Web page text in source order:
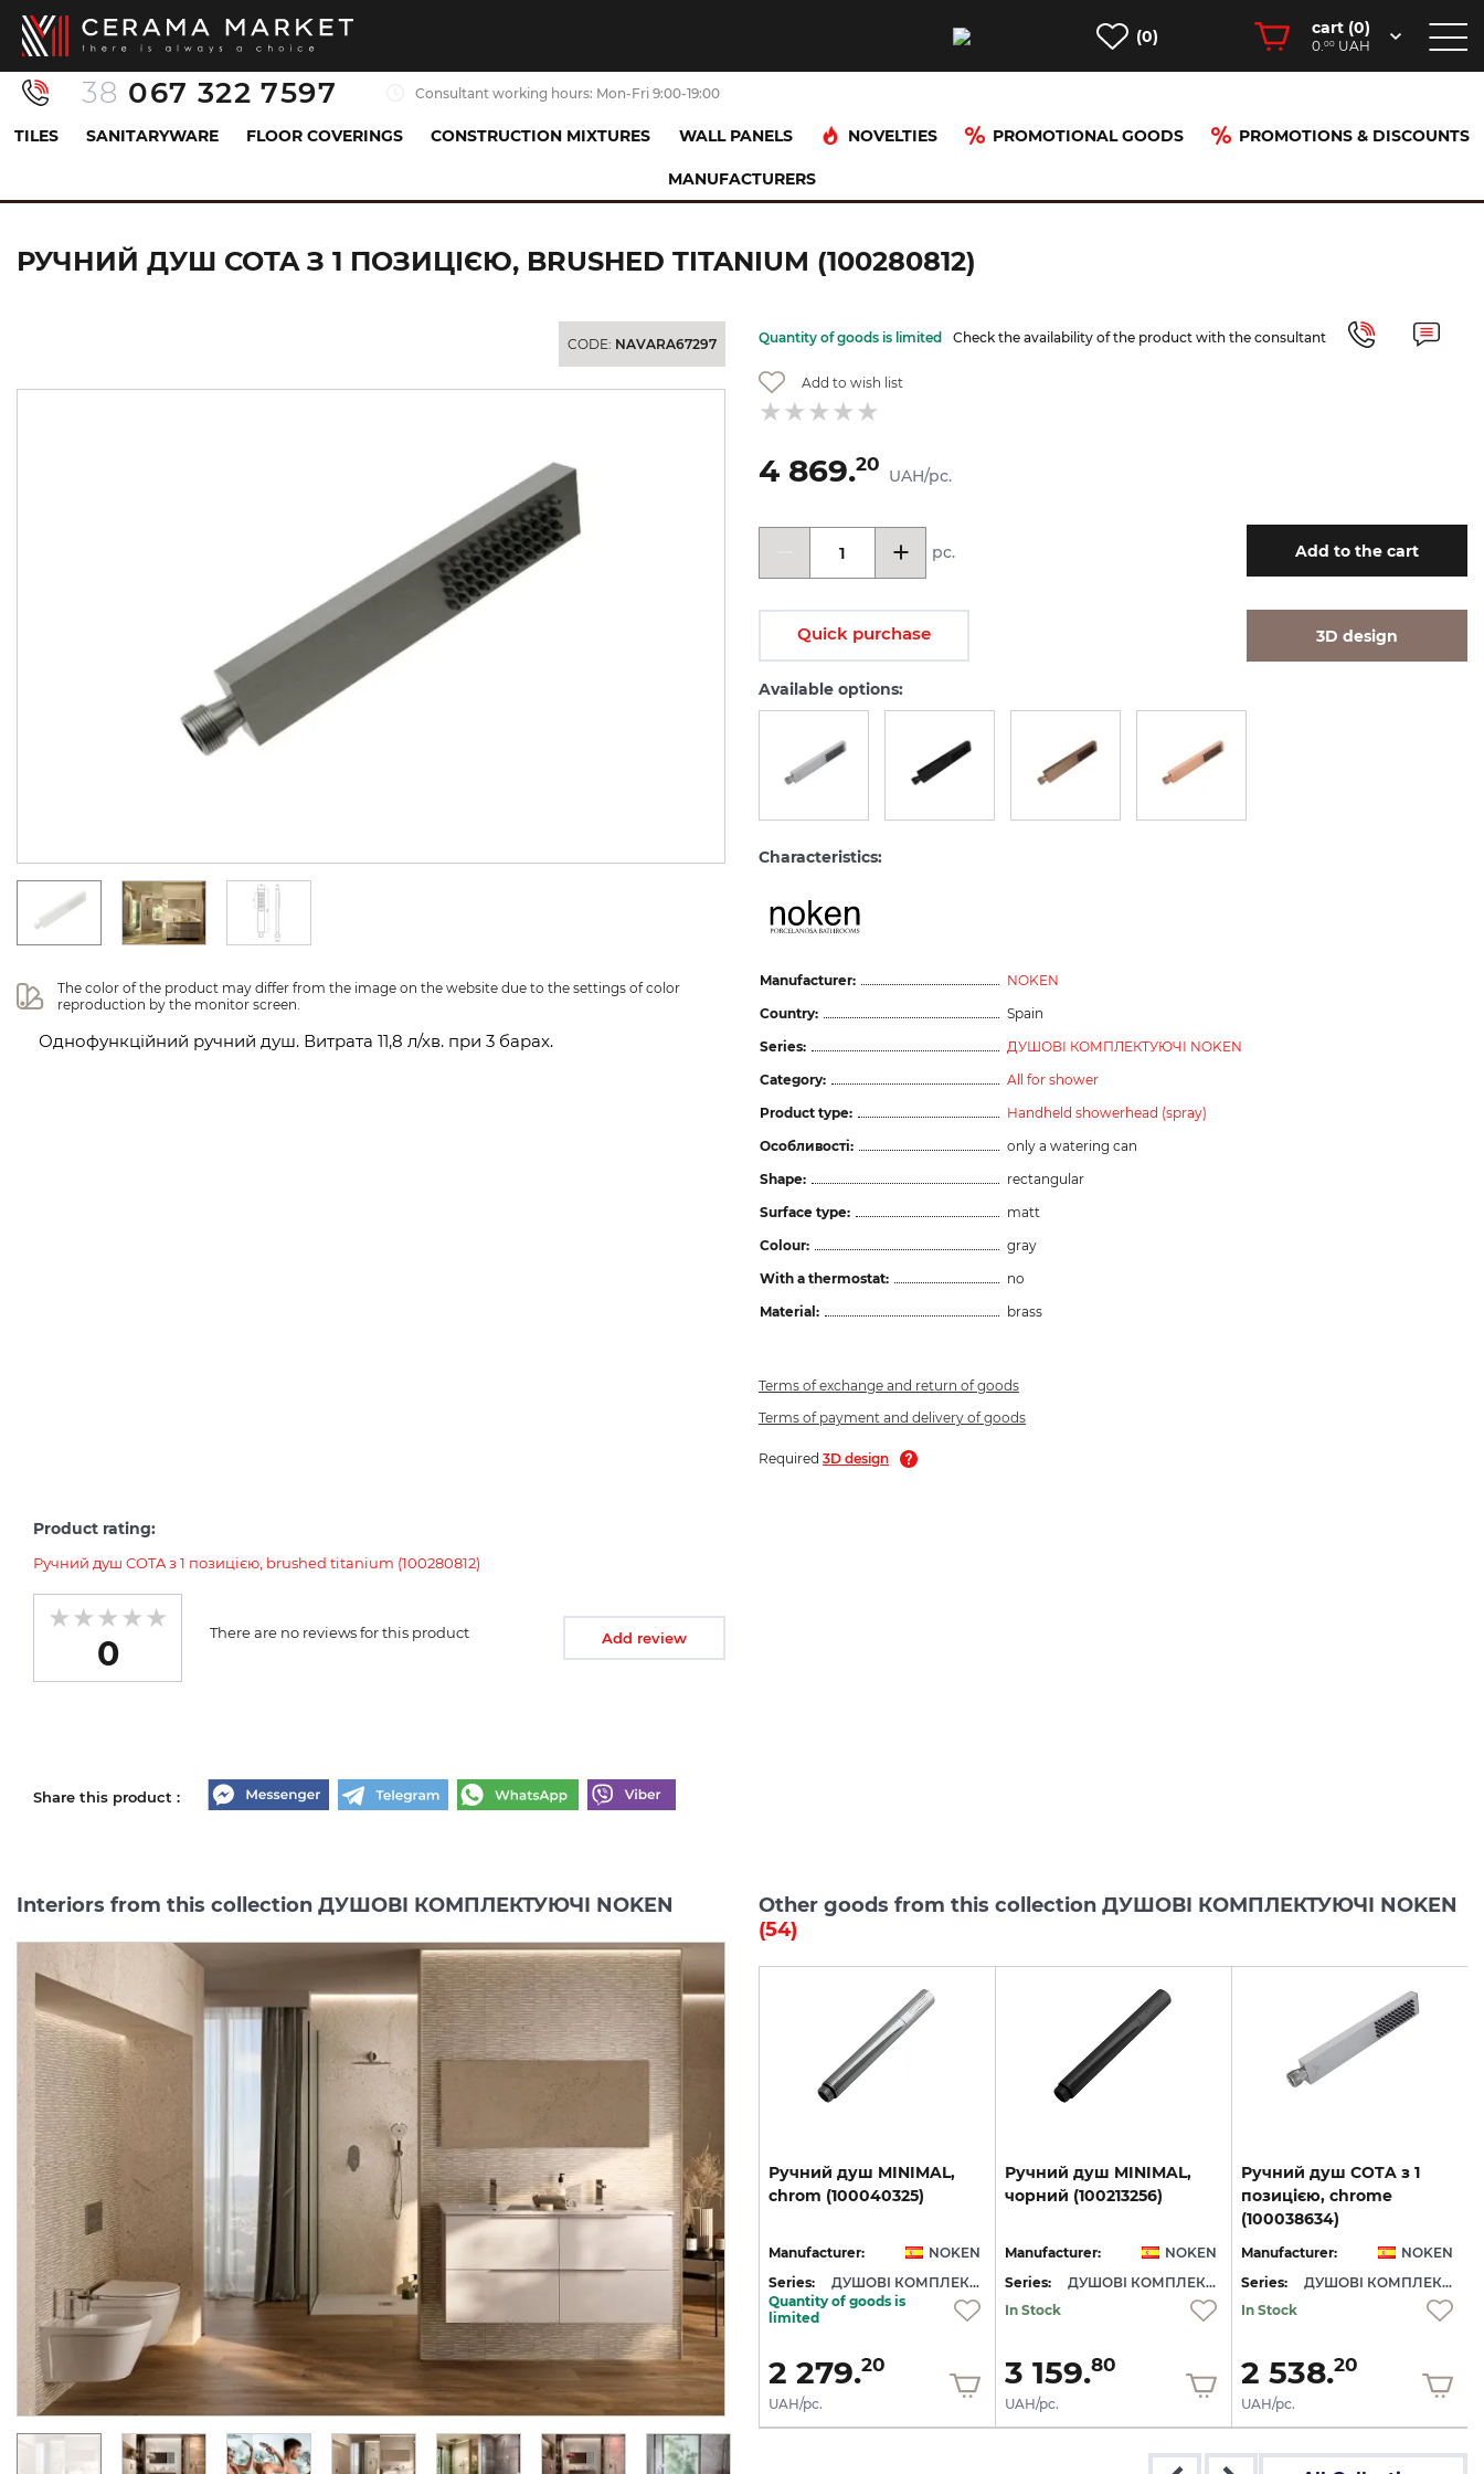
(0) cart (0)
0.00 UAH
38 067 322 7597 Consultant working hours: Mon-Fri 9:00-19:00
TILES SANITARYWARE FLOOR COVERINGS CONSTRUCTION MIXTURES WALL PANELS NOVELTIES PROMOTIONAL GOODS PROMOTIONS & DISCOUNTS
MANUFACTURERS
Ручний душ COTA з 1 позицією, brushed titanium (100280812)
РУЧНИЙ ДУШ COTA З 1 ПОЗИЦІЄЮ, BRUSHED TITANIUM (100280812)
CODE: NAVARA67297
The color of the product may differ from the image on the website due to the settings of color
reproduction by the monitor screen.
Однофункційний ручний душ. Витрата 11,8 л/хв. при 3 барах.
Quantity of goods is limited Check the availability of the product with the consultant
Add to wish list
4 869.20
UAH/pc.
pc. Add to the cart
Quick purchase 3D design
Available options:
Characteristics:
Manufacturer:
NOKEN
Country:
Spain
Series:
ДУШОВІ КОМПЛЕКТУЮЧІ NOKEN
Category:
All for shower
Product type:
Handheld showerhead (spray)
Особливості:
only a watering can
Shape:
rectangular
Surface type:
matt
Colour:
gray
With a thermostat:
no
Material:
brass
Terms of exchange and return of goods
Terms of payment and delivery of goods
Required 3D design
Product rating:
Ручний душ COTA з 1 позицією, brushed titanium (100280812)
0
There are no reviews for this product Add review
Share this product :
Interiors from this collection ДУШОВІ КОМПЛЕКТУЮЧІ NOKEN
Other goods from this collection ДУШОВІ КОМПЛЕКТУЮЧІ NOKEN
(54)
Шланг для душу 125 см, з
системою
антискручування, chrome (100137865)
Manufacturer:
NOKEN
Series:
ДУШОВІ КОМПЛЕКТУЮЧІ NOKEN
On order
1 243. 20
Шланг для душу 150 см з
покриттям PVC, silver
(100137847)
Manufacturer:
Quantity of goods is
limited
1 346.
UAH/pc.
Ручний душ COTA з 1
позицією, чорний
(100213273)
Manufacturer:
NOKEN
Series:
3 574.20
UAH/pc.
Ручний душ MINIMAL,
chrom (100040325)
Manufacturer:
NOKEN
Series:
ДУШОВІ КОМПЛЕКТУЮЧІ NOKEN
Quantity of goods is
limited
2 279.20
UAH/pc.
Ручний душ MINIMAL,
чорний (100213256)
Manufacturer:
NOKEN
Series:
ДУШОВІ КОМПЛЕКТУЮЧІ NOKEN
In Stock
3 159.80
UAH/pc.
Ручний душ COTA з 1
позицією, chrome
(100038634)
Manufacturer:
NOKEN
Series:
ДУШОВІ КОМПЛЕКТУЮЧІ NOKEN
In Stock
2 538.20
UAH/pc.